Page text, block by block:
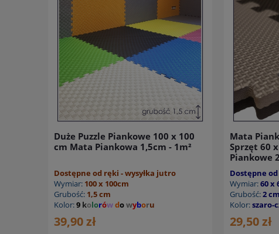
Duże Puzzle Piankowe 100 x 100
cm Mata Piankowa 1,5cm - 1m²
Dostępne od ręki - wysyłka jutro
Wymiar: 100 x 100cm
Grubość: 1,5 cm
Kolor:9 kolorówdowyboru
39,90 zł
Mata
Sprzęt 60
Piankowe
Dostępne
Wymiar:60 x
Grubość:2 cm
Kolor:szaro-
29,50 zł